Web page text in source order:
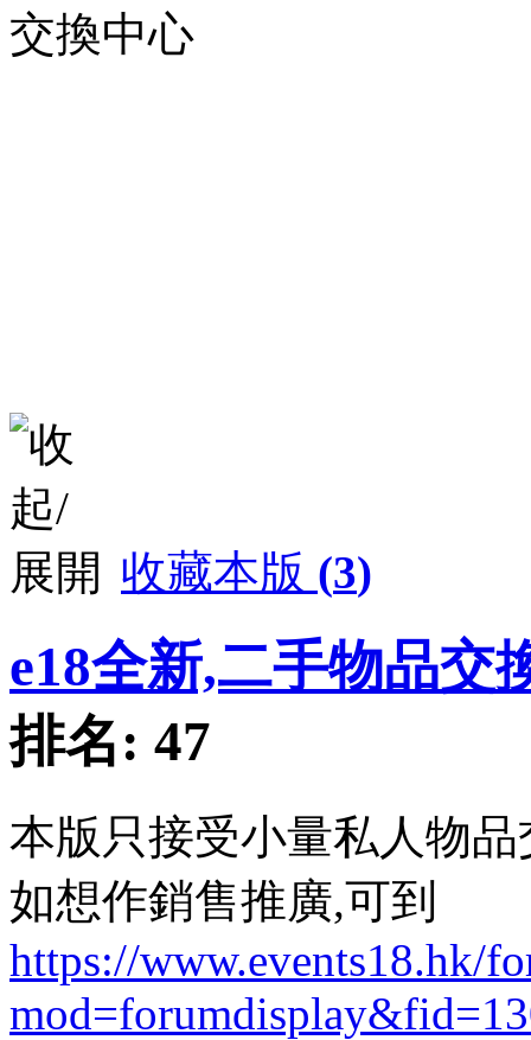
交換中心
收藏本版 (3)
e18全新,二手物品交
排名: 47
本版只接受小量私人物
如想作銷售推廣,可到
https://www.events18.hk/